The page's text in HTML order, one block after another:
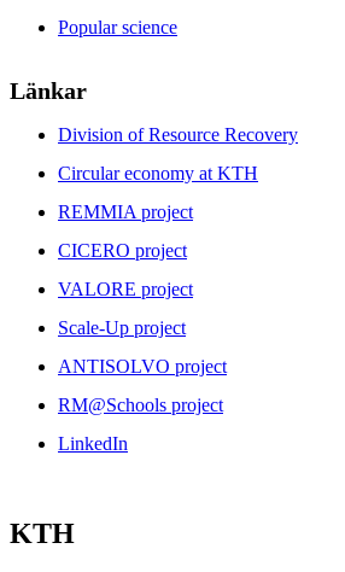
Popular science
Länkar
Division of Resource Recovery
Circular economy at KTH
REMMIA project
CICERO project
VALORE project
Scale-Up project
ANTISOLVO project
RM@Schools project
LinkedIn
KTH